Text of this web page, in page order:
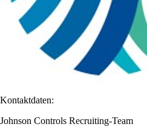
Kontaktdaten:
Johnson Controls Recruiting-Team